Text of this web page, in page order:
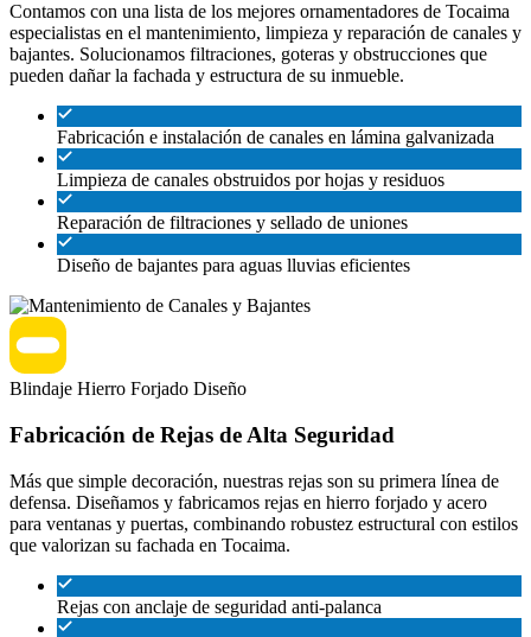
Contamos con una lista de los mejores ornamentadores de Tocaima
especialistas en el mantenimiento, limpieza y reparación de canales y
bajantes. Solucionamos filtraciones, goteras y obstrucciones que
pueden dañar la fachada y estructura de su inmueble.
Fabricación e instalación de canales en lámina galvanizada
Limpieza de canales obstruidos por hojas y residuos
Reparación de filtraciones y sellado de uniones
Diseño de bajantes para aguas lluvias eficientes
Blindaje Hierro Forjado Diseño
Fabricación de Rejas de Alta Seguridad
Más que simple decoración, nuestras rejas son su primera línea de
defensa. Diseñamos y fabricamos rejas en hierro forjado y acero
para ventanas y puertas, combinando robustez estructural con estilos
que valorizan su fachada en Tocaima.
Rejas con anclaje de seguridad anti-palanca